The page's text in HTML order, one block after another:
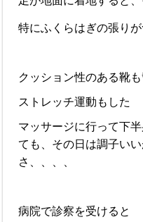
特にふくらはぎの張り
クッション性のある靴
ストレッチ運動もした
マッサージに行って下
ても、その日は調子い
さ、、、、
病院で診察を受けると